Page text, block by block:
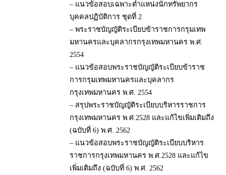
– แนวข้อสอบเฉพาะตำแหน่งนักทรัพยากร
บุคคลปฏิบัติการ ชุดที่ 2
– พระราชบัญญัติระเบียบข้าราชการกรุมเทพ
มหานครและบุคลากรกรุงเทพมหานคร พ.ศ.
2554
– แนวข้อสอบพระราชบัญญัติระเบียบข้าราช
การกรุมเทพมหานครและบุคลากร
กรุงเทพมหานคร พ.ศ. 2554
– สรุปพระราชบัญญัติระเบียบบริหารราชการ
กรุงเทพมหานคร พ.ศ.2528 และแก้ไขเพิ่มเติมถึง
(ฉบับที่ 6) พ.ศ. 2562
– แนวข้อสอบพระราชบัญญัติระเบียบบริหาร
ราชการกรุงเทพมหานคร พ.ศ.2528 และแก้ไข
เพิ่มเติมถึง (ฉบับที่ 6) พ.ศ. 2562